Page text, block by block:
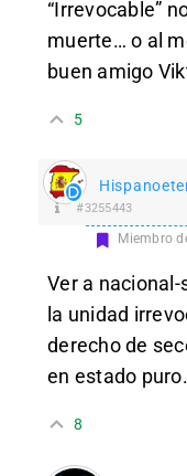
“Irrevocable”
muerte… o al
buen amigo
5
#3255443
Miembro
Ver a
la unidad
derecho de
en estado puro.
8